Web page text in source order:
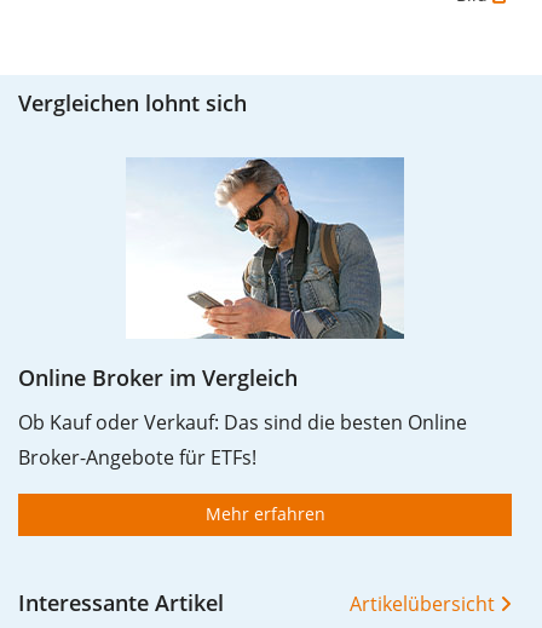
-50%.
Die Wertentwicklungsangaben für ETFs beinhalten
Ausschüttungen (falls vorhanden).
Vergleichen lohnt sich
Online Broker im Vergleich
Ob Kauf oder Verkauf: Das sind die besten Online
Broker-Angebote für ETFs!
Mehr erfahren
Interessante Artikel Artikelübersicht